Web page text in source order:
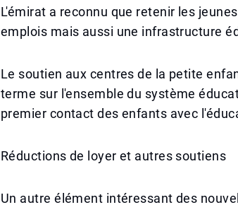
L'émirat a reconnu que retenir les
emplois mais aussi une infrastructure
Le soutien aux centres de la petite
terme sur l'ensemble du système
premier contact des enfants avec
Réductions de loyer et autres soutiens
Un autre élément intéressant des